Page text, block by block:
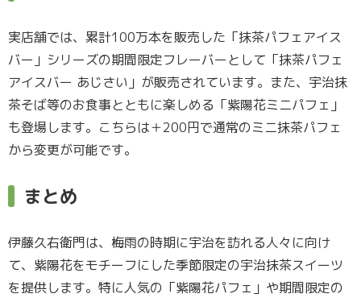
実店舗では、累計100万本を販売した「抹茶パフェアイス
バー」シリーズの期間限定フレーバーとして「抹茶パフェ
アイスバー あじさい」が販売されています。また、宇治抹
茶そば等のお食事とともに楽しめる「紫陽花ミニパフェ」
も登場します。こちらは＋200円で通常のミニ抹茶パフェ
から変更が可能です。
まとめ
伊藤久右衛門は、梅雨の時期に宇治を訪れる人々に向け
て、紫陽花をモチーフにした季節限定の宇治抹茶スイーツ
を提供します。特に人気の「紫陽花パフェ」や期間限定の